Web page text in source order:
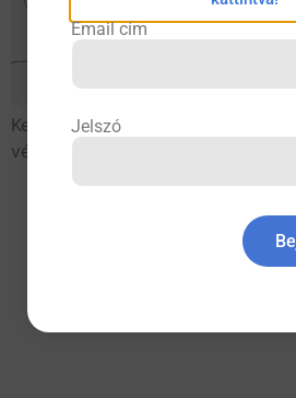
Kell-e harmadik oltás? Egy izraeli,
végzett tanulmány szerint nem
All rights
Email cím
Jelszó